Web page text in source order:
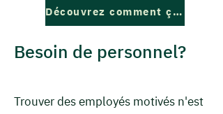
Découvrez comment ça fonctionne
Besoin de personnel?
Trouver des employés motivés n'est